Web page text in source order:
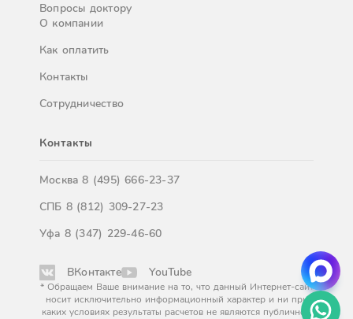
Вопросы доктору
О компании
Как оплатить
Контакты
Сотрудничество
Контакты
Москва8 (495) 666-23-37
СПБ 8 (812) 309-27-23
Уфа 8 (347) 229-46-60
ВКонтакте YouTube
* Обращаем Ваше внимание на то, что данный Интернет-сайт
носит исключительно информационный характер и ни при
каких условиях результаты расчетов не являются публичной